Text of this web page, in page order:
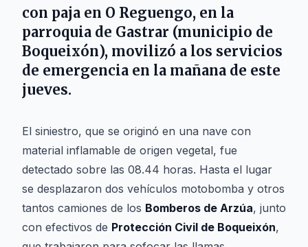
con paja en O Reguengo, en la
parroquia de Gastrar (municipio de
Boqueixón), movilizó a los servicios
de emergencia en la mañana de este
jueves.
El siniestro, que se originó en una nave con
material inflamable de origen vegetal, fue
detectado sobre las 08.44 horas. Hasta el lugar
se desplazaron dos vehículos motobomba y otros
tantos camiones de los Bomberos de Arzúa, junto
con efectivos de Protección Civil de Boqueixón,